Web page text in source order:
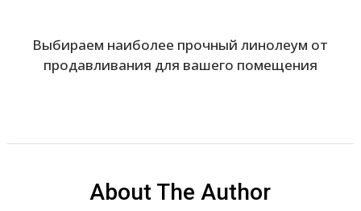
Выбираем наиболее прочный линолеум от
продавливания для вашего помещения
About The Author